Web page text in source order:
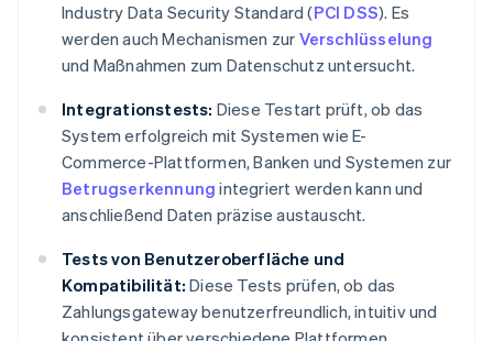
Industry Data Security Standard (PCI DSS). Es
werden auch Mechanismen zur Verschlüsselung
und Maßnahmen zum Datenschutz untersucht.
Integrationstests: Diese Testart prüft, ob das
System erfolgreich mit Systemen wie E-
Commerce-Plattformen, Banken und Systemen zur
Betrugserkennung integriert werden kann und
anschließend Daten präzise austauscht.
Tests von Benutzeroberfläche und
Kompatibilität: Diese Tests prüfen, ob das
Zahlungsgateway benutzerfreundlich, intuitiv und